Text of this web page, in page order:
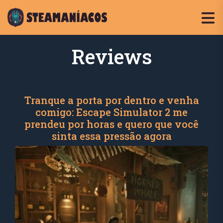
Reviews
Tranque a porta por dentro e venha
comigo: Escape Simulator 2 me
prendeu por horas e quero que você
sinta essa pressão agora